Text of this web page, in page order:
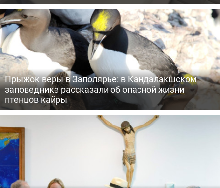
Прыжок веры в Заполярье: в Кандалакшском
заповеднике рассказали об опасной жизни
птенцов кайры